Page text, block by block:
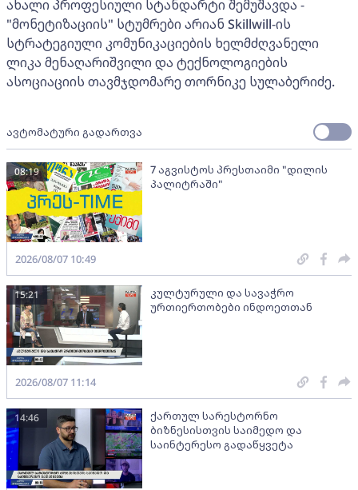
ახალი პროფესიული სტანდარტი შემუშავდა -
"მონეტიზაციის" სტუმრები არიან Skillwill-ის
სტრატეგიული კომუნიკაციების ხელმძღვანელი
ლიკა მენაღარიშვილი და ტექნოლოგიების
ასოციაციის თავმჯდომარე თორნიკე სულაბერიძე.
ავტომატური გადართვა
7 აგვისტოს პრესთაიმი "დილის
პალიტრაში"
08:19
2026/08/07 10:49
კულტურული და სავაჭრო
ურთიერთობები ინდოეთთან
15:21
2026/08/07 11:14
ქართულ სარესტორნო
ბიზნესისთვის საიმედო და
საინტერესო გადაწყვეტა
14:46